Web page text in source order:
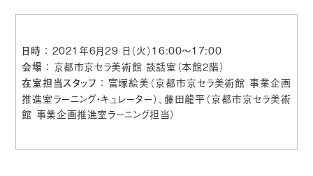
日時 ： 2021年6月29 日（火）16:00〜17:00
会場 ： 京都市京セラ美術館 談話室（本館２階）
在室担当スタッフ ： 富塚絵美（京都市京セラ美術館 事業企画
推進室ラーニング・キュレーター）、藤田龍平（京都市京セラ美術
館 事業企画推進室ラーニング担当）